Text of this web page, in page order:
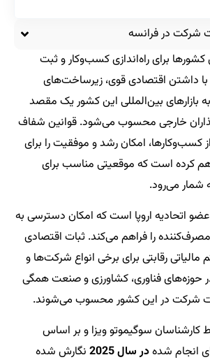
در فرانسه
کشورها برای راه‌اندازی کسب‌وکار و ثبت
داشتن اقتصادی قوی، زیرساخت‌های
بازارهای بین‌المللی این کشور یک مقصد
خارجی محسوب می‌شود. قوانین شفاف
کسب‌وکارها، امکان رشد و موفقیت را برای
کرده است که موقعیتی مناسب برای
شمار می‌رود.
عضو اتحادیه اروپا است که امکان دسترسی به
رقابتی برای برخی انواع شرکت‌ها و
فناوری، کشاورزی و صنعت همگی
شرکت در این کشور محسوب می‌شوند.
کارشناسان سوگیموتو ویزا و بر اساس
انجام شدهدر سال 2025
نگارش شده